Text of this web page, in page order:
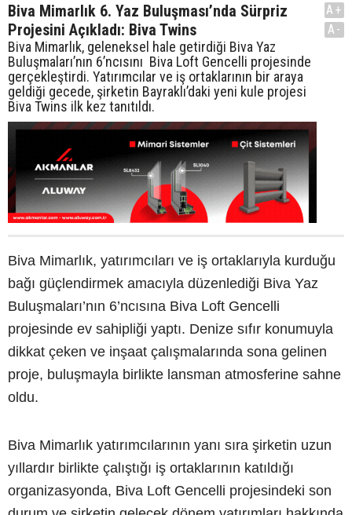
Biva Mimarlık 6. Yaz Buluşması’nda Sürpriz
Projesini Açıkladı: Biva Twins
Biva Mimarlık, geleneksel hale getirdiği Biva Yaz
Buluşmaları’nın 6’ncısını Biva Loft Gencelli projesinde
gerçekleştirdi. Yatırımcılar ve iş ortaklarının bir araya
geldiği gecede, şirketin Bayraklı’daki yeni kule projesi
Biva Twins ilk kez tanıtıldı.
A+
A-
Biva Mimarlık, yatırımcıları ve iş ortaklarıyla kurduğu
bağı güçlendirmek amacıyla düzenlediği Biva Yaz
Buluşmaları’nın 6’ncısına Biva Loft Gencelli
projesinde ev sahipliği yaptı. Denize sıfır konumuyla
dikkat çeken ve inşaat çalışmalarında sona gelinen
proje, buluşmayla birlikte lansman atmosferine sahne
oldu.
Biva Mimarlık yatırımcılarının yanı sıra şirketin uzun
yıllardır birlikte çalıştığı iş ortaklarının katıldığı
organizasyonda, Biva Loft Gencelli projesindeki son